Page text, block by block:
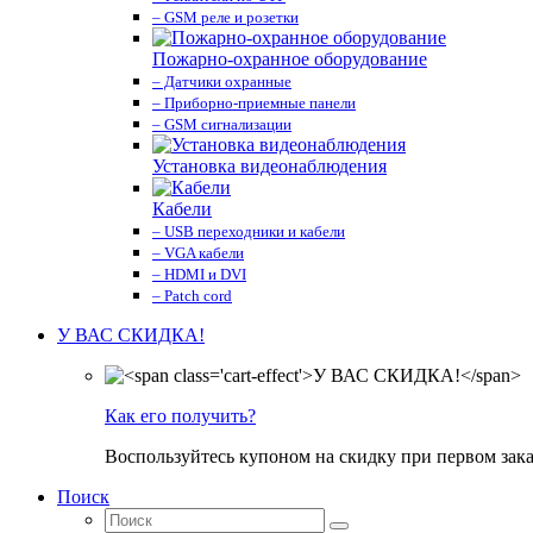
– GSM реле и розетки
Пожарно-охранное оборудование
– Датчики охранные
– Приборно-приемные панели
– GSM сигнализации
Установка видеонаблюдения
Кабели
– USB переходники и кабели
– VGA кабели
– HDMI и DVI
– Patch cord
У ВАС СКИДКА!
Как его получить?
Воспользуйтесь купоном на скидку при первом
Поиск